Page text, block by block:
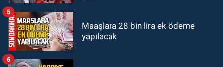
Maaşlara 28 bin lira ek ödeme
yapılacak
5
6